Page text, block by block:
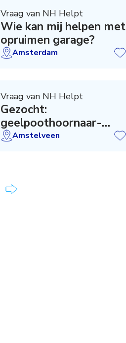
Vraag van NH Helpt
Wie kan mij helpen met
opruimen garage?
Amsterdam
Vraag van NH Helpt
Gezocht:
geelpoothoornaar-
zoekers
Amstelveen